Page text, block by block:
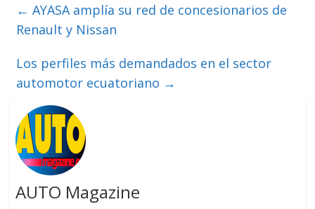
← AYASA amplía su red de concesionarios de
Renault y Nissan
Los perfiles más demandados en el sector
automotor ecuatoriano →
AUTO Magazine